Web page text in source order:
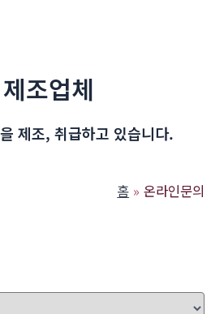
조업체
제조, 취급하고 있습니다.
홈 온라인문의